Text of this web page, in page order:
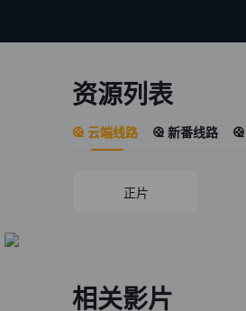
资源列表
云端线路 新番线路
正片
相关影片